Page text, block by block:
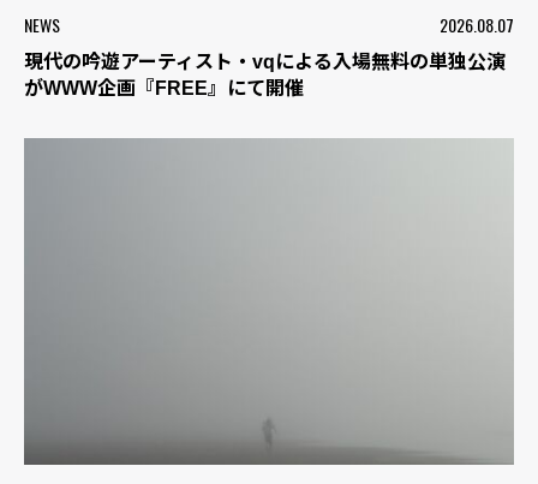
NEWS 2026.08.07
現代の吟遊アーティスト・vqによる入場無料の単独公演
がWWW企画『FREE』にて開催